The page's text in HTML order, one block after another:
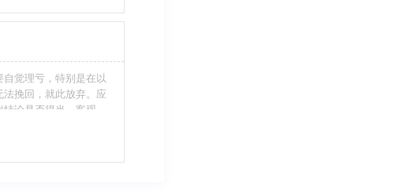
觉理亏，特别是在以
挽回，就此放弃。应
论是否得当、客观，
最大限度的维护自身
取来的，审查员作出